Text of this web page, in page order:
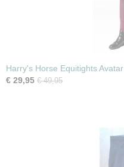
Harry's Horse Equitights Avatar
€ 29,95 € 49,95